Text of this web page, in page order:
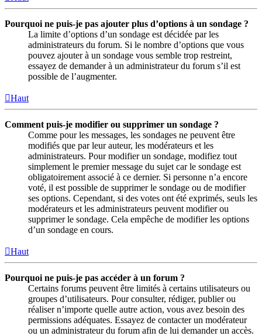
Pourquoi ne puis-je pas ajouter plus d’options à un sondage ?
La limite d’options d’un sondage est décidée par les
administrateurs du forum. Si le nombre d’options que vous
pouvez ajouter à un sondage vous semble trop restreint,
essayez de demander à un administrateur du forum s’il est
possible de l’augmenter.
Haut
Comment puis-je modifier ou supprimer un sondage ?
Comme pour les messages, les sondages ne peuvent être
modifiés que par leur auteur, les modérateurs et les
administrateurs. Pour modifier un sondage, modifiez tout
simplement le premier message du sujet car le sondage est
obligatoirement associé à ce dernier. Si personne n’a encore
voté, il est possible de supprimer le sondage ou de modifier
ses options. Cependant, si des votes ont été exprimés, seuls les
modérateurs et les administrateurs peuvent modifier ou
supprimer le sondage. Cela empêche de modifier les options
d’un sondage en cours.
Haut
Pourquoi ne puis-je pas accéder à un forum ?
Certains forums peuvent être limités à certains utilisateurs ou
groupes d’utilisateurs. Pour consulter, rédiger, publier ou
réaliser n’importe quelle autre action, vous avez besoin des
permissions adéquates. Essayez de contacter un modérateur
ou un administrateur du forum afin de lui demander un accès.